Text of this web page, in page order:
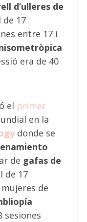
d’ulleres de
17
entre 17 i
era de 40
el primer
en la
donde se
de gafas de
de 17
de
sesiones